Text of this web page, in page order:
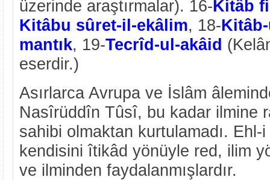
üzerinde araştırmalar). 16-Kitâb
Kitâbu sûret-il-ekâlim, 18-
mantık, 19-Tecrîd-ul-akâid
eserdir.)
Asırlarca Avrupa ve İslâm
Nasîrüddîn Tûsî, bu kadar ilmine
sahibi olmaktan kurtulamadı. Ehl-
kendisini îtikâd yönüyle red, ilim
ve ilminden faydalanmışlardır.